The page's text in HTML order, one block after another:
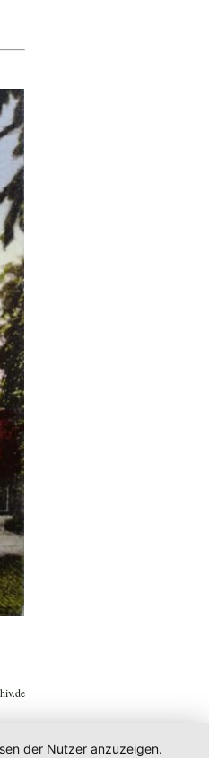
der Nutzer anzuzeigen.